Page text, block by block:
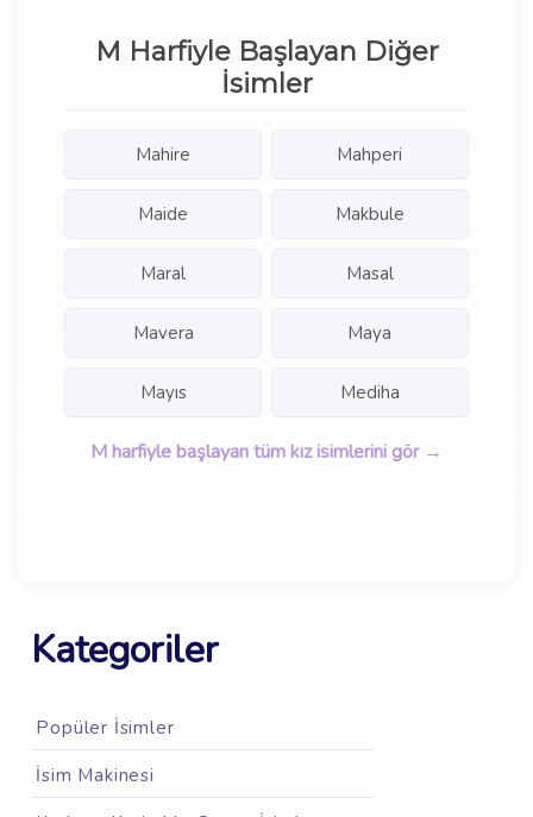
M Harfiyle Başlayan Diğer
İsimler
Mahire Mahperi
Maide Makbule
Maral Masal
Mavera Maya
Mayıs Mediha
M harfiyle başlayan tüm kız isimlerini gör →
Kategoriler
Popüler İsimler
İsim Makinesi